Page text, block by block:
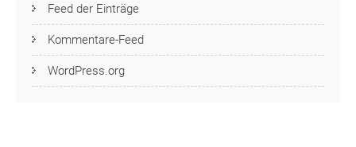
Feed der Einträge
Kommentare-Feed
WordPress.org